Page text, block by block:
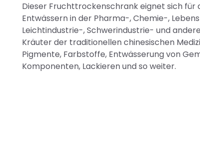
Dieser Fruchttrockenschrank eignet sich für
Entwässern in der Pharma-, Chemie-,
Leichtindustrie-, Schwerindustrie- und
Kräuter der traditionellen chinesischen
Pigmente, Farbstoffe, Entwässerung von
Komponenten, Lackieren und so weiter.